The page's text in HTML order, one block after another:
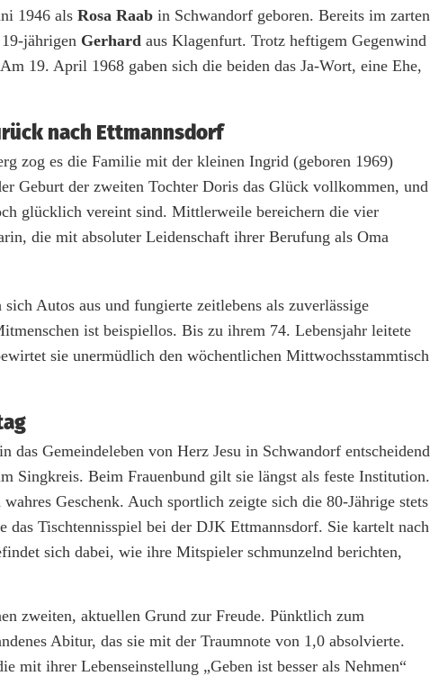
1946 als Rosa Raab in Schwandorf geboren. Bereits im zarten
jährigen Gerhard aus Klagenfurt. Trotz heftigem Gegenwind
19. April 1968 gaben sich die beiden das Ja-Wort, eine Ehe,
nach Ettmannsdorf
zog es die Familie mit der kleinen Ingrid (geboren 1969)
Geburt der zweiten Tochter Doris das Glück vollkommen, und
glücklich vereint sind. Mittlerweile bereichern die vier
die mit absoluter Leidenschaft ihrer Berufung als Oma
Autos aus und fungierte zeitlebens als zuverlässige
ist beispiellos. Bis zu ihrem 74. Lebensjahr leitete
sie unermüdlich den wöchentlichen Mittwochsstammtisch
das Gemeindeleben von Herz Jesu in Schwandorf entscheidend
Singkreis. Beim Frauenbund gilt sie längst als feste Institution.
Geschenk. Auch sportlich zeigte sich die 80-Jährige stets
Tischtennisspiel bei der DJK Ettmannsdorf. Sie kartelt nach
sich dabei, wie ihre Mitspieler schmunzelnd berichten,
zweiten, aktuellen Grund zur Freude. Pünktlich zum
Abitur, das sie mit der Traumnote von 1,0 absolvierte.
mit ihrer Lebenseinstellung „Geben ist besser als Nehmen“